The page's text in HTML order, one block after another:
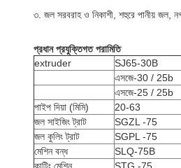
৩. জল সরবরাহ ও নিকাশী, শহুরে পানীয় জল,
প্রধান প্রযুক্তিগত পরামিতি
extruder
SJ65-30B
এসজে-30 / 25b
এসজে-25 / 25b
পাইপ দিয়া (মিমি)
20-63
জল সাইজিং ট্রাট
SGZL -75
জল কুলিং ট্রাট
SGPL -75
মেশিন বন্ধ
SLQ-75B